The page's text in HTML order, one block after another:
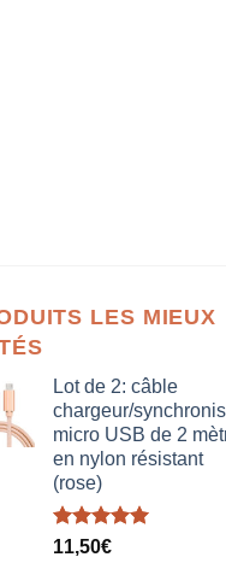
LES MIEUX
Lot de 2: câble
chargeur/
micro USB de 2
en nylon résistant
(rose)
Note5.00
11,50€